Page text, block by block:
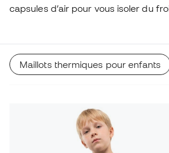
capsules d’air pour vous isoler du
Maillots thermiques pour enfants